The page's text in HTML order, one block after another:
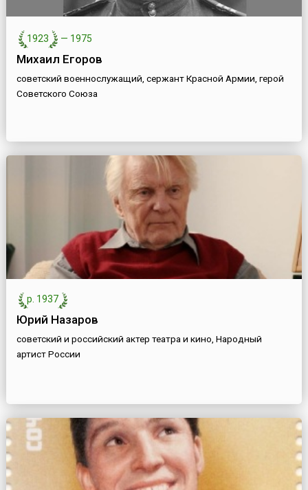
1923 — 1975
Михаил Егоров
советский военнослужащий, сержант Красной Армии, герой
Советского Союза
р. 1937
Юрий Назаров
советский и российский актер театра и кино, Народный
артист России